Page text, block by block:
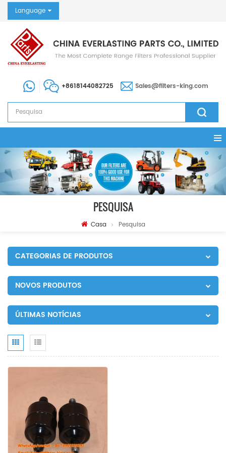
Language
+8618144082725 Sales@filters-king.com
PESQUISA
Casa Pesquisa
CATEGORIAS DE PRODUTOS
NOVOS PRODUTOS
ÚLTIMAS NOTÍCIAS